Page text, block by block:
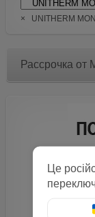
× UNITHERM
Рассрочка от
Це